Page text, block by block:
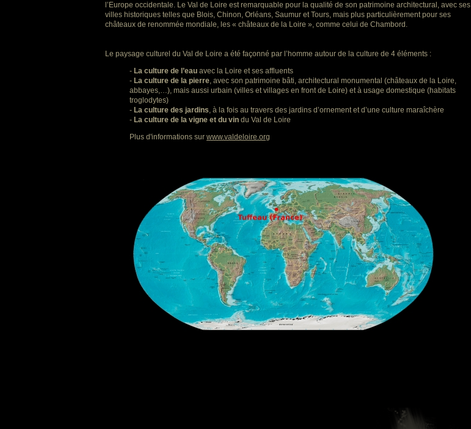
l’Europe occidentale. Le Val de Loire est remarquable pour la qualité de son patrimoine architectural, avec ses
villes historiques telles que Blois, Chinon, Orléans, Saumur et Tours, mais plus particulièrement pour ses
châteaux de renommée mondiale, les « châteaux de la Loire », comme celui de Chambord.
Le paysage culturel du Val de Loire a été façonné par l’homme autour de la culture de 4 éléments :
- La culture de l’eau avec la Loire et ses affluents
- La culture de la pierre, avec son patrimoine bâti, architectural monumental (châteaux de la Loire,
abbayes,…), mais aussi urbain (villes et villages en front de Loire) et à usage domestique (habitats
troglodytes)
- La culture des jardins, à la fois au travers des jardins d’ornement et d’une culture maraîchère
- La culture de la vigne et du vin du Val de Loire
Plus d'informations sur www.valdeloire.org